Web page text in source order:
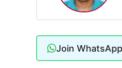
Join WhatsApp